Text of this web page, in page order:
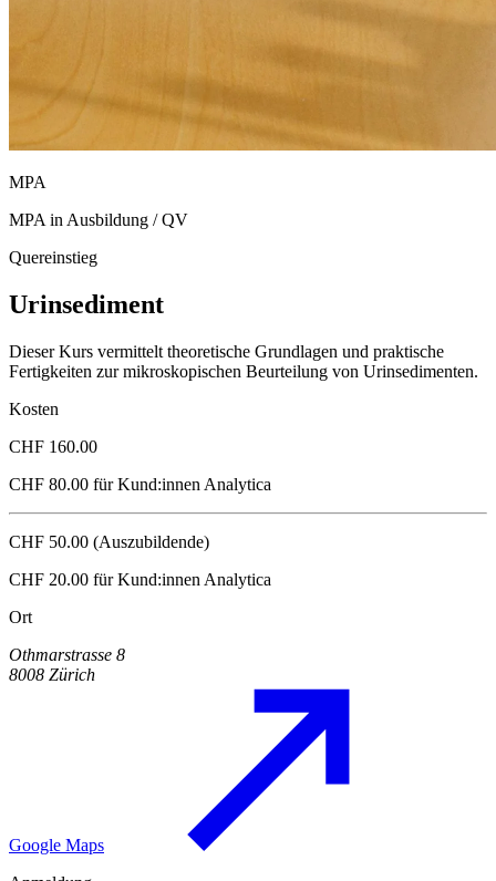
MPA
MPA in Ausbildung / QV
Quereinstieg
Urinsediment
Dieser Kurs vermittelt theoretische Grundlagen und praktische
Fertigkeiten zur mikroskopischen Beurteilung von Urinsedimenten.
Kosten
CHF 160.00
CHF 80.00 für Kund:innen Analytica
CHF 50.00 (Auszubildende)
CHF 20.00 für Kund:innen Analytica
Ort
Othmarstrasse 8
8008 Zürich
Google Maps